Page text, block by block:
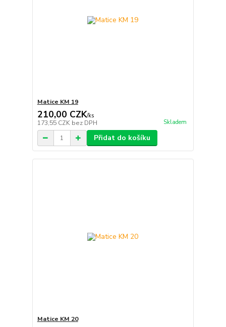
Matice KM 19
210,00 CZK/ks
173,55 CZK bez DPH Skladem
Přidat do košíku
Matice KM 20